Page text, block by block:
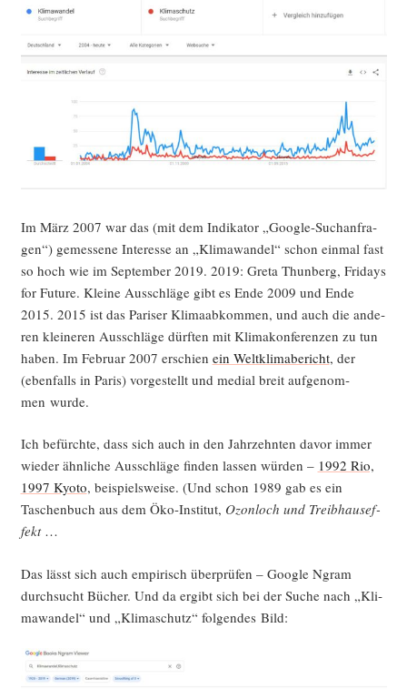
Im März 2007 war das (mit dem Indi­ka­tor „Goog­le-Such­an­fra­
gen“) gemes­se­ne Inter­es­se an „Kli­ma­wan­del“ schon ein­mal fast
so hoch wie im Sep­tem­ber 2019. 2019: Gre­ta Thun­berg, Fri­days
for Future. Klei­ne Aus­schlä­ge gibt es Ende 2009 und Ende
2015. 2015 ist das Pari­ser Kli­ma­ab­kom­men, und auch die ande­
ren klei­ne­ren Aus­schlä­ge dürf­ten mit Kli­ma­kon­fe­ren­zen zu tun
haben. Im Febru­ar 2007 erschien ein Welt­kli­ma­be­richt, der
(eben­falls in Paris) vor­ge­stellt und medi­al breit auf­ge­nom­
men wurde.
Ich befürch­te, dass sich auch in den Jahr­zehn­ten davor immer
wie­der ähn­li­che Aus­schlä­ge fin­den las­sen wür­den – 1992 Rio,
1997 Kyo­to, bei­spiels­wei­se. (Und schon 1989 gab es ein
Taschen­buch aus dem Öko-Insti­tut, Ozon­loch und Treib­haus­ef­
fekt…
Das lässt sich auch empi­risch über­prü­fen – Goog­le Ngram
durch­sucht Bücher. Und da ergibt sich bei der Suche nach „Kli­
ma­wan­del“ und „Kli­ma­schutz“ fol­gen­des Bild: